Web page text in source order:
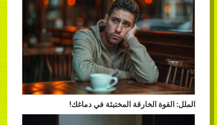
الملل: القوة الخارقة المختبئة في دماغك!